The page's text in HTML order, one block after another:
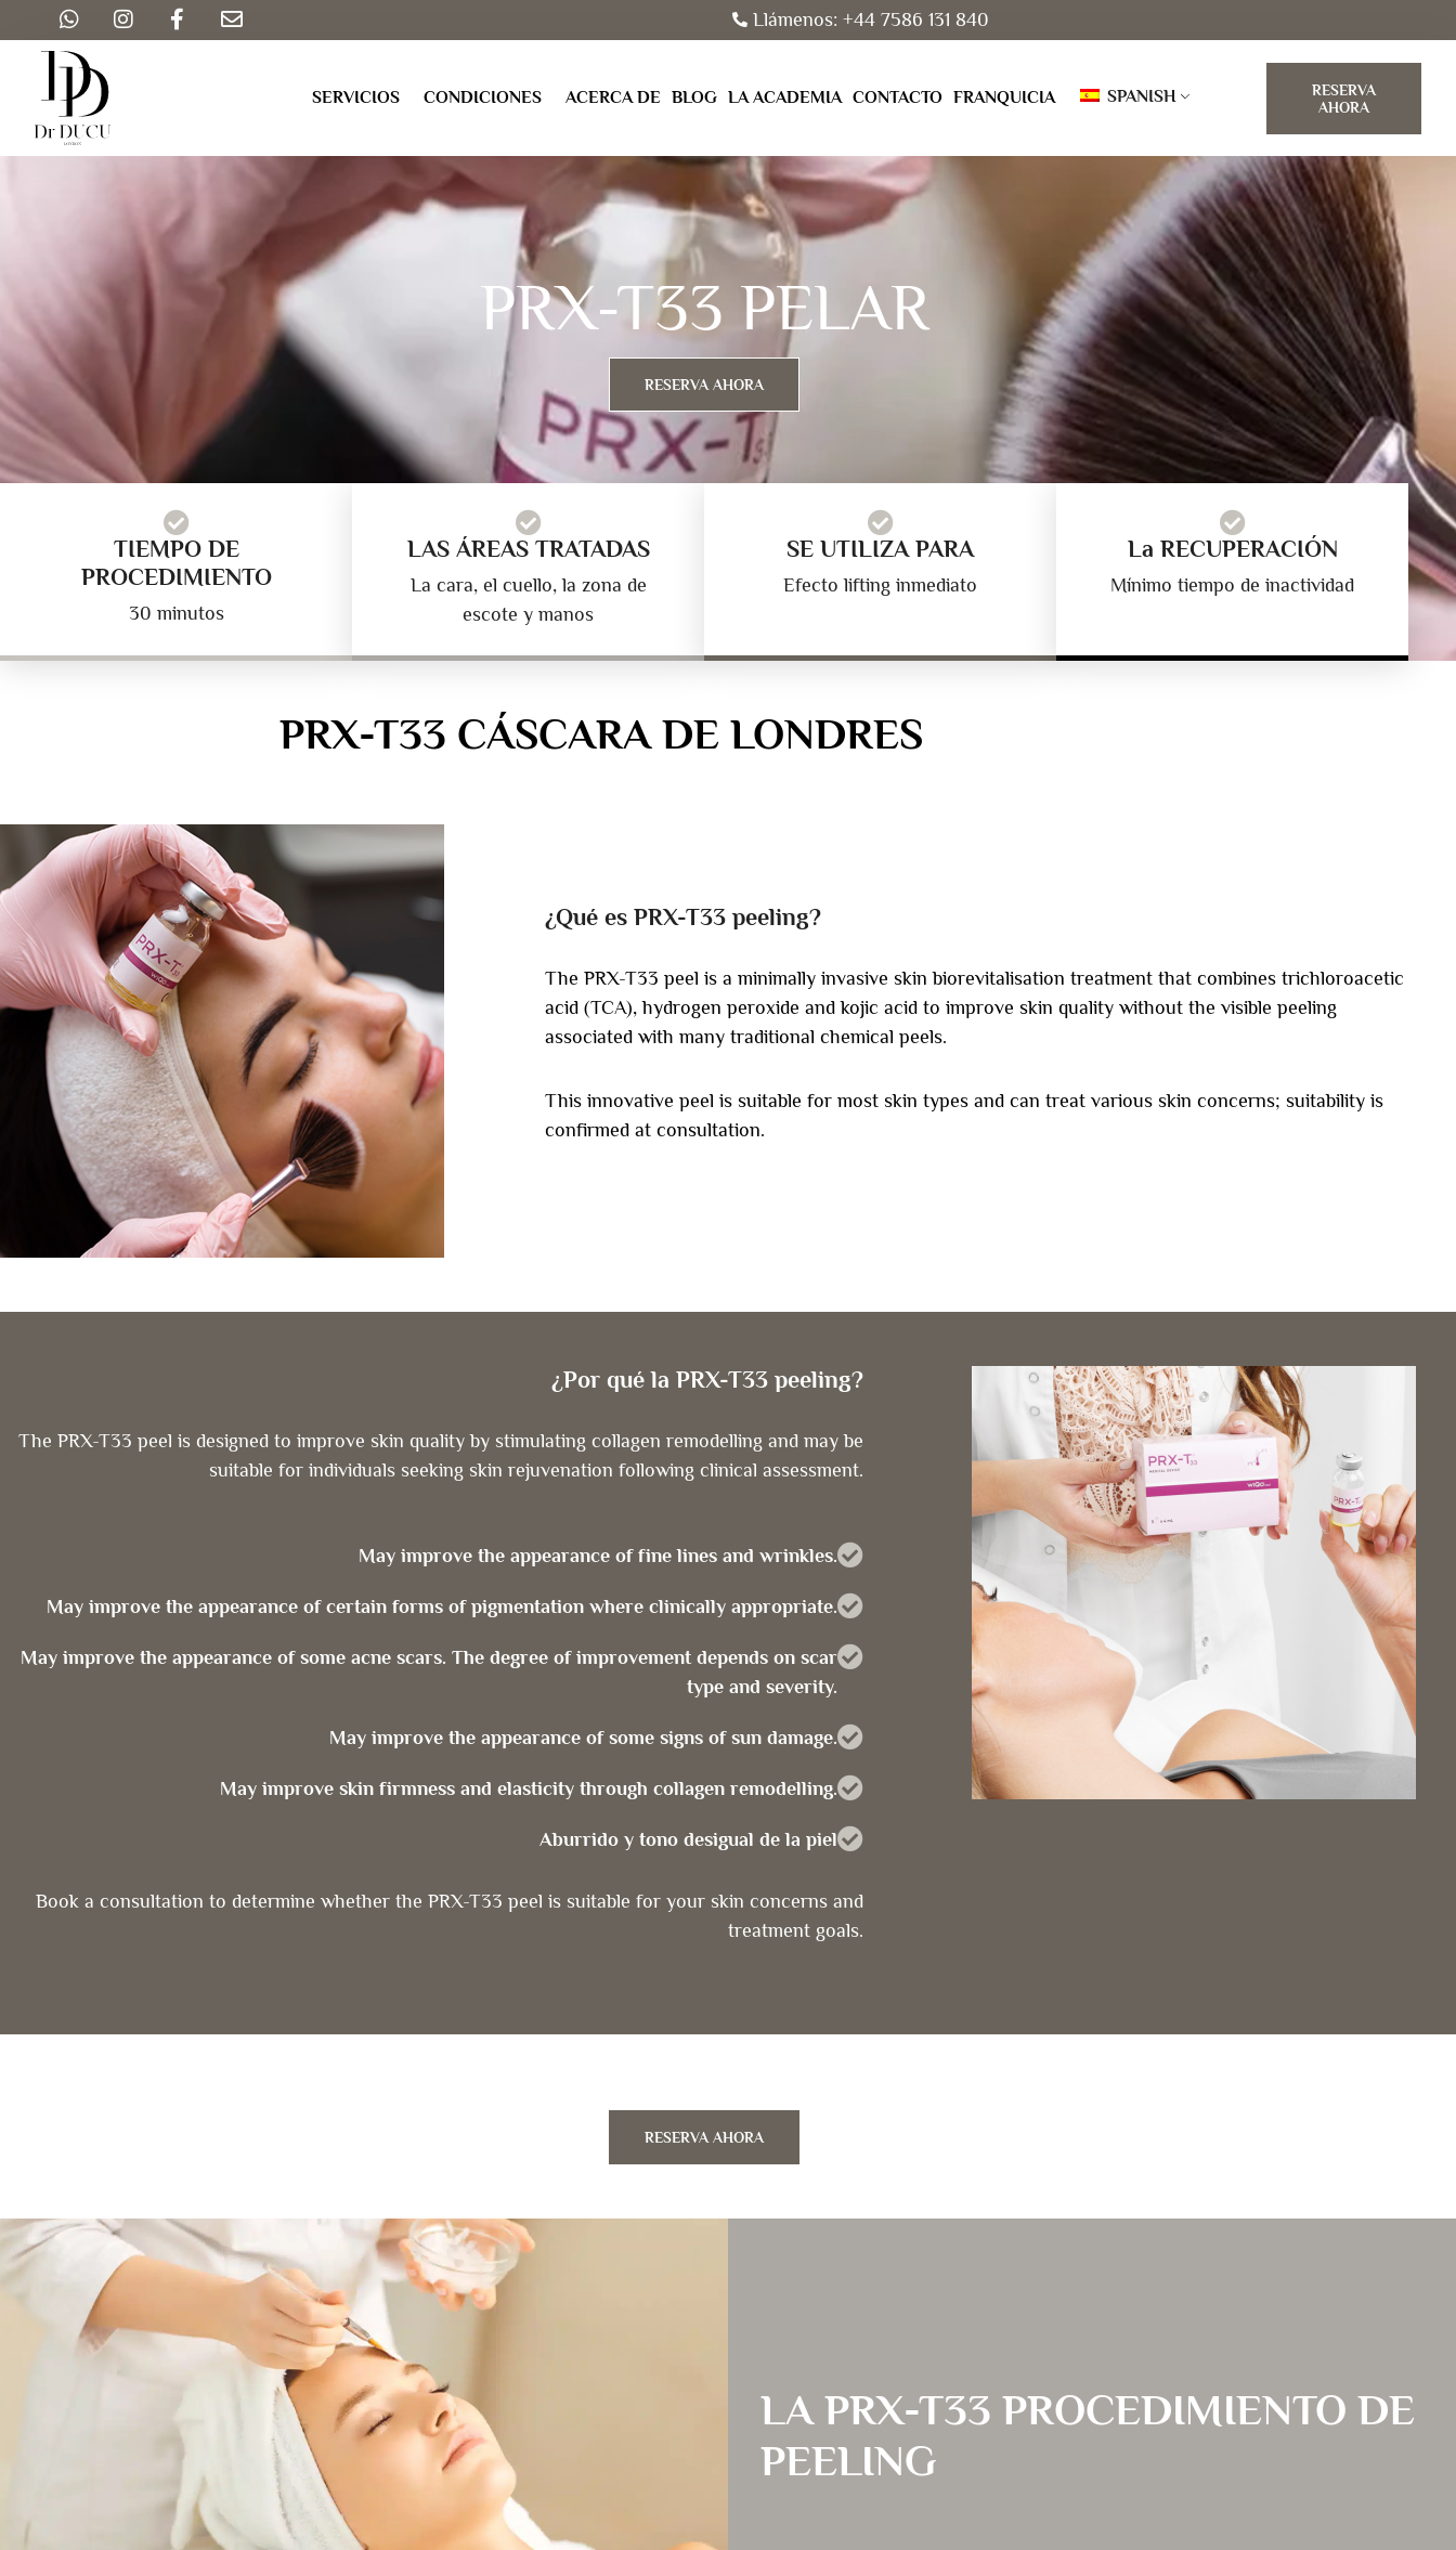
Llámenos: +44 7586 131 840
SERVICIOS CONDICIONES ACERCA DE BLOG LA ACADEMIA CONTACTO FRANQUICIA SPANISH
RESERVA
AHORA
PRX-T33 PELAR
RESERVA AHORA
TIEMPO DE
PROCEDIMIENTO
30 minutos
LAS ÁREAS TRATADAS
La cara, el cuello, la zona de
escote y manos
SE UTILIZA PARA
Efecto lifting inmediato
La RECUPERACIÓN
Mínimo tiempo de inactividad
PRX-T33 CÁSCARA DE LONDRES
¿Qué es PRX-T33 peeling?
The PRX-T33 peel is a minimally invasive skin biorevitalisation treatment that combines trichloroacetic
acid (TCA), hydrogen peroxide and kojic acid to improve skin quality without the visible peeling
associated with many traditional chemical peels.
This innovative peel is suitable for most skin types and can treat various skin concerns; suitability is
confirmed at consultation.
¿Por qué la PRX-T33 peeling?
The PRX-T33 peel is designed to improve skin quality by stimulating collagen remodelling and may be
suitable for individuals seeking skin rejuvenation following clinical assessment.
May improve the appearance of fine lines and wrinkles.
May improve the appearance of certain forms of pigmentation where clinically appropriate.
May improve the appearance of some acne scars. The degree of improvement depends on scar
type and severity.
May improve the appearance of some signs of sun damage.
May improve skin firmness and elasticity through collagen remodelling.
Aburrido y tono desigual de la piel
Book a consultation to determine whether the PRX-T33 peel is suitable for your skin concerns and
treatment goals.
RESERVA AHORA
LA PRX-T33 PROCEDIMIENTO DE
PEELING